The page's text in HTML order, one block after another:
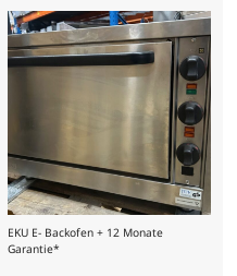
EKU E- Backofen + 12 Monate
Garantie*